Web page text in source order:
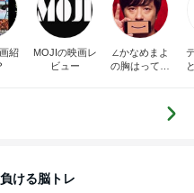
紹
MOJIの映画レ
ビュー
∠かなめまよ
の胸はって行
ける脳トレ